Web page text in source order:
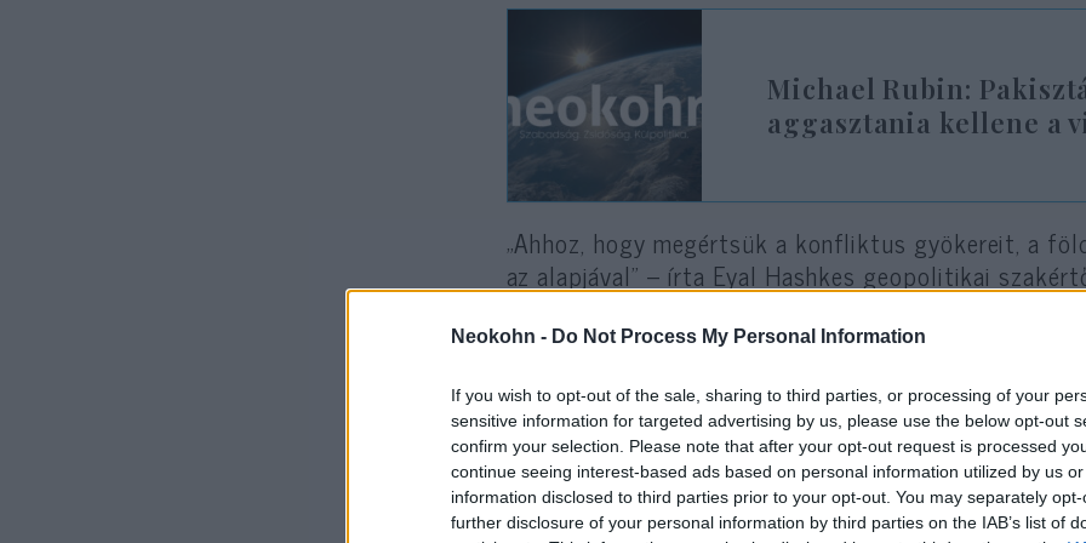
Neokohn - Do Not Process My Personal Information
If you wish to opt-out of the sale, sharing to third parties, or processing of your
sensitive information for targeted advertising by us, please use the below opt-out
confirm your selection. Please note that after your opt-out request is processed
continue seeing interest-based ads based on personal information utilized by us
information disclosed to third parties prior to your opt-out. You may separately
further disclosure of your personal information by third parties on the IAB’s list of
Michael Rubin:
aggasztania kellene a
„Ahhoz, hogy megértsük a konfliktus gyökereit, a
az alapjával” – írta Eyal Hashkes geopolitikai
„Afganisztán és Pakisztán hatalmas, 2640
terület számos törzsnek ad otthont, ami
ellenőrzés gyakorlását. A pakisztáni oldalon a
rendelkeznek az úgynevezett „Szövetségi Igazgatású
Az afgán oldalon a tálibok és hatalmuk megértése
jöttek létre, amikor iszlám iskolák imámjainak és